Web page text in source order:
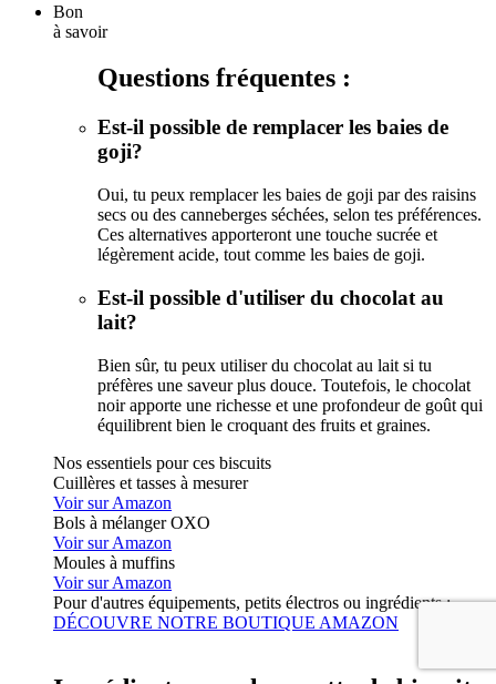
Bon
à savoir
Questions fréquentes :
Est-il possible de remplacer les baies de
goji?
Oui, tu peux remplacer les baies de goji par des raisins
secs ou des canneberges séchées, selon tes préférences.
Ces alternatives apporteront une touche sucrée et
légèrement acide, tout comme les baies de goji.
Est-il possible d'utiliser du chocolat au
lait?
Bien sûr, tu peux utiliser du chocolat au lait si tu
préfères une saveur plus douce. Toutefois, le chocolat
noir apporte une richesse et une profondeur de goût qui
équilibrent bien le croquant des fruits et graines.
Nos essentiels pour ces biscuits
Cuillères et tasses à mesurer
Voir sur Amazon
Bols à mélanger OXO
Voir sur Amazon
Moules à muffins
Voir sur Amazon
Pour d'autres équipements, petits électros ou ingrédients :
DÉCOUVRE NOTRE BOUTIQUE AMAZON